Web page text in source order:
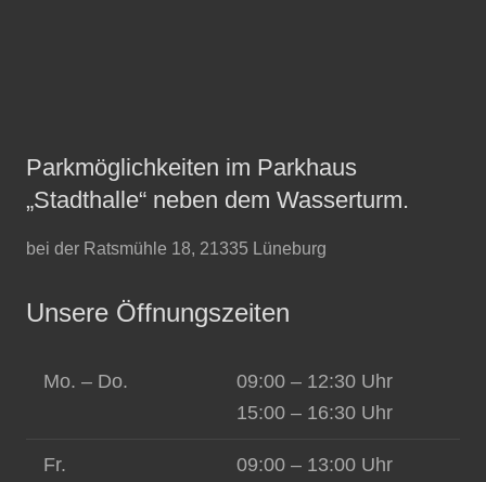
Parkmöglichkeiten im Parkhaus
„Stadthalle“ neben dem Wasserturm.
bei der Ratsmühle 18, 21335 Lüneburg
Unsere Öffnungszeiten
Mo. – Do.
09:00 – 12:30 Uhr
15:00 – 16:30 Uhr
Fr. 09:00 – 13:00 Uhr